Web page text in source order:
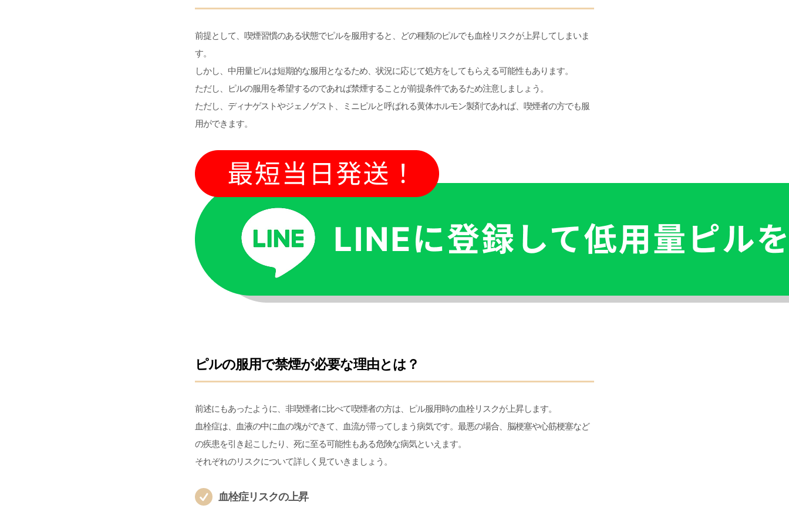
前提として、喫煙習慣のある状態でピルを服用すると、どの種類のピルでも血栓リスクが上昇してしまいま
す。
しかし、中用量ピルは短期的な服用となるため、状況に応じて処方をしてもらえる可能性もあります。
ただし、ピルの服用を希望するのであれば禁煙することが前提条件であるため注意しましょう。
ただし、ディナゲストやジェノゲスト、ミニピルと呼ばれる黄体ホルモン製剤であれば、喫煙者の方でも服
用ができます。
ピルの服用で禁煙が必要な理由とは？
前述にもあったように、非喫煙者に比べて喫煙者の方は、ピル服用時の血栓リスクが上昇します。
血栓症は、血液の中に血の塊ができて、血流が滞ってしまう病気です。最悪の場合、脳梗塞や心筋梗塞など
の疾患を引き起こしたり、死に至る可能性もある危険な病気といえます。
それぞれのリスクについて詳しく見ていきましょう。
血栓症リスクの上昇